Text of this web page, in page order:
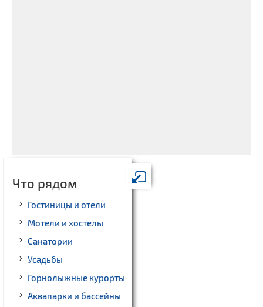
Что рядом
Гостиницы и отели
Мотели и хостелы
Санатории
Усадьбы
Горнолыжные курорты
Аквапарки и бассейны